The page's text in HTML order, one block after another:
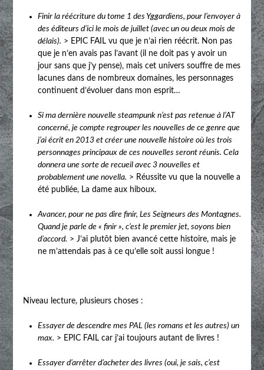
Finir la réécriture du tome 1 des Yggardiens, pour l’envoyer à
des éditeurs d’ici le mois de juillet (avec un ou deux mois de
délais). > EPIC FAIL vu que je n’ai rien réécrit. Non pas
que je n’en avais pas l’avant (il ne doit pas y avoir un
jour sans que j’y pense), mais cet univers souffre de mes
lacunes dans de nombreux domaines, les personnages
continuent d’évoluer dans mon esprit…
Si ma dernière nouvelle steampunk n’est pas retenue à l’AT
concerné, je compte regrouper les nouvelles de ce genre que
j’ai écrit en 2013 et créer une nouvelle histoire où les trois
personnages principaux de ces nouvelles seront réunis. Cela
donnera une sorte de recueil avec 3 nouvelles et
probablement une novella. > Réussite vu que la nouvelle a
été publiée, La dame aux hiboux.
Avancer, pour ne pas dire finir, Les Seigneurs des Montagnes.
Quand je parle de « finir », c’est le premier jet, soyons bien
d’accord. > J’ai plutôt bien avancé cette histoire, mais je
ne m’attendais pas à ce qu’elle soit aussi longue !
Niveau lecture, plusieurs choses :
Essayer de descendre mes PAL (les romans et les autres) un
max. > EPIC FAIL car j’ai toujours autant de livres !
Essayer d’arrêter d’acheter des livres (oui, je sais, c’est